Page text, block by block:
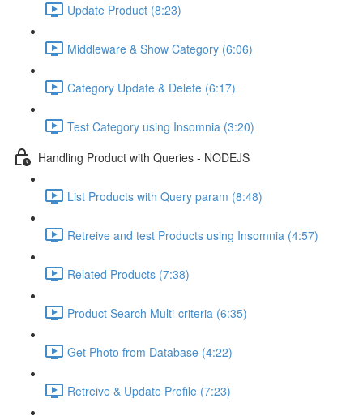
Update Product (8:23)
Middleware & Show Category (6:06)
Category Update & Delete (6:17)
Test Category using Insomnia (3:20)
Handling Product with Queries - NODEJS
List Products with Query param (8:48)
Retreive and test Products using Insomnia (4:57)
Related Products (7:38)
Product Search Multi-criteria (6:35)
Get Photo from Database (4:22)
Retreive & Update Profile (7:23)